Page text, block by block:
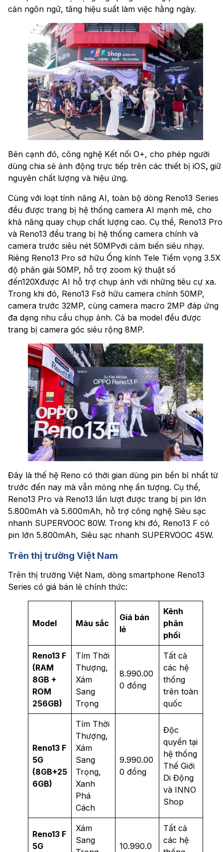
cản ngôn ngữ, tăng hiệu suất làm việc hằng ngày.
Bên cạnh đó, công nghệ Kết nối O+, cho phép người
dùng chia sẻ ảnh động trực tiếp trên các thiết bị iOS, giữ
nguyên chất lượng và hiệu ứng.
Cùng với loạt tính năng AI, toàn bộ dòng Reno13 Series
đều được trang bị hệ thống camera AI mạnh mẽ, cho
khả năng quay chụp chất lượng cao. Cụ thể, Reno13 Pro
và Reno13 đều trang bị hệ thống camera chính và
camera trước siêu nét 50MPvới cảm biến siêu nhạy.
Riêng Reno13 Pro sở hữu Ống kính Tele Tiềm vọng 3.5X
độ phân giải 50MP, hỗ trợ zoom kỹ thuật số
đến120Xđược AI hỗ trợ chụp ảnh với những tiêu cự xa.
Trong khi đó, Reno13 Fsở hữu camera chính 50MP,
camera trước 32MP, cùng camera macro 2MP đáp ứng
đa dạng nhu cầu chụp ảnh. Cả ba model đều được
trang bị camera góc siêu rộng 8MP.
Đây là thế hệ Reno có thời gian dùng pin bền bỉ nhất từ
trước đến nay mà vẫn mỏng nhẹ ấn tượng. Cụ thể,
Reno13 Pro và Reno13 lần lượt được trang bị pin lớn
5.800mAh và 5.600mAh, hỗ trợ công nghệ Siêu sạc
nhanh SUPERVOOC 80W. Trong khi đó, Reno13 F có
pin lớn 5.800mAh, Siêu sạc nhanh SUPERVOOC 45W.
Trên thị trường Việt Nam
Trên thị trường Việt Nam, dòng smartphone Reno13
Series có giá bán lẻ chính thức:
Model Màu sắc
Giá bán
lẻ
Kênh
phân
phối
Reno13 F
(RAM
8GB +
ROM
256GB)
Tím Thời
Thượng,
Xám
Sang
Trọng
8.990.00
0 đồng
Tất cả
các hệ
thống
trên toàn
quốc
Reno13 F
5G
(8GB+25
6GB)
Tím Thời
Thượng,
Xám
Sang
Trọng,
Xanh
Phá
Cách
9.990.00
0 đồng
Độc
quyền tại
hệ thống
Thế Giới
Di Động
và INNO
Shop
Reno13 F
5G
Xám
Sang
10.990.0
Tất cả
các hệ